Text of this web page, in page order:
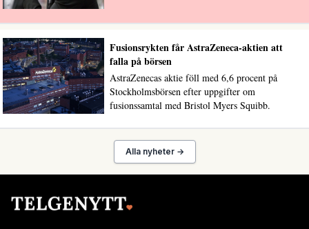
Fusionsrykten får AstraZeneca-aktien att
falla på börsen
AstraZenecas aktie föll med 6,6 procent på
Stockholmsbörsen efter uppgifter om
fusionssamtal med Bristol Myers Squibb.
Alla nyheter →